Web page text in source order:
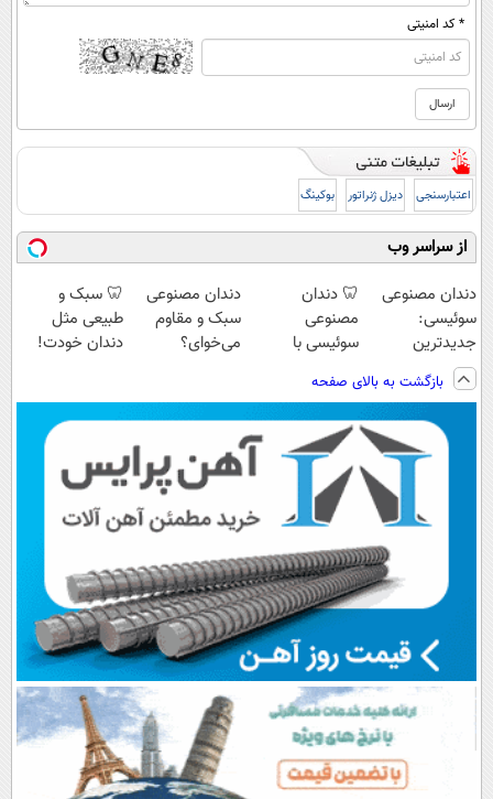
* کد امنیتی
اعتبارسنجی دیزل ژنراتور بوکینگ
از سراسر وب
دندان مصنوعی
سوئیسی:
جدیدترین
فناوری اروپا،
سبک و مقاوم |
پرداخت قسطی
🦷 دندان
مصنوعی
سوئیسی با
دیجیتال |
پرداخت در 4
قسط |📍 تهران
دندان مصنوعی
سبک و مقاوم
می‌خوای؟
📍تهران
🦷 سبک و
طبیعی مثل
دندان خودت!
💳 📍 تهران
بازگشت به بالای صفحه